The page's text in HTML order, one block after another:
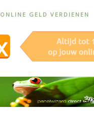
ONLINE GELD VERDIENEN